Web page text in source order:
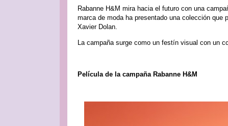
Rabanne H&M mira hacia el futuro con una
marca de moda ha presentado una colección que
Xavier Dolan.
La campaña surge como un festín visual con un
Película de la campaña Rabanne H&M